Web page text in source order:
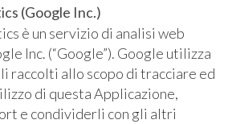
(Google Inc.)
è un servizio di analisi web
Inc. (“Google”). Google utilizza
raccolti allo scopo di tracciare ed
di questa Applicazione,
e condividerli con gli altri